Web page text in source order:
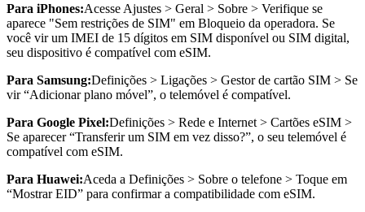
Para iPhones:Acesse Ajustes > Geral > Sobre > Verifique se
aparece "Sem restrições de SIM" em Bloqueio da operadora. Se
você vir um IMEI de 15 dígitos em SIM disponível ou SIM digital,
seu dispositivo é compatível com eSIM.
Para Samsung:Definições > Ligações > Gestor de cartão SIM > Se
vir “Adicionar plano móvel”, o telemóvel é compatível.
Para Google Pixel:Definições > Rede e Internet > Cartões eSIM >
Se aparecer “Transferir um SIM em vez disso?”, o seu telemóvel é
compatível com eSIM.
Para Huawei:Aceda a Definições > Sobre o telefone > Toque em
“Mostrar EID” para confirmar a compatibilidade com eSIM.